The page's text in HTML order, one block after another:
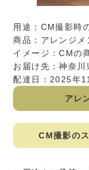
用途：CM撮影時
商品：アレンジ
イメージ：CMの
お届け先：神奈
配達日：2025年
アレ
CM撮影の